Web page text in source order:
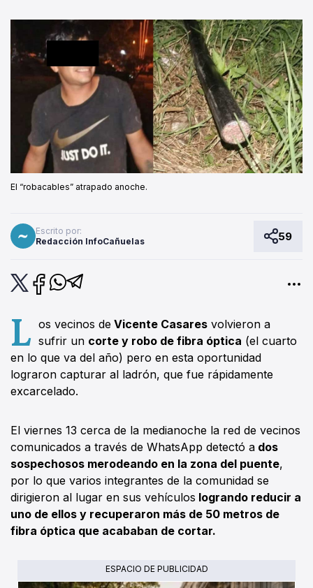
El “robacables” atrapado anoche.
Escrito por:
Redacción InfoCañuelas
59
L os vecinos de Vicente Casares volvieron a
sufrir un corte y robo de fibra óptica (el cuarto
en lo que va del año) pero en esta oportunidad
lograron capturar al ladrón, que fue rápidamente
excarcelado.
El viernes 13 cerca de la medianoche la red de vecinos
comunicados a través de WhatsApp detectó a dos
sospechosos merodeando en la zona del puente,
por lo que varios integrantes de la comunidad se
dirigieron al lugar en sus vehículos logrando reducir a
uno de ellos y recuperaron más de 50 metros de
fibra óptica que acababan de cortar.
ESPACIO DE PUBLICIDAD